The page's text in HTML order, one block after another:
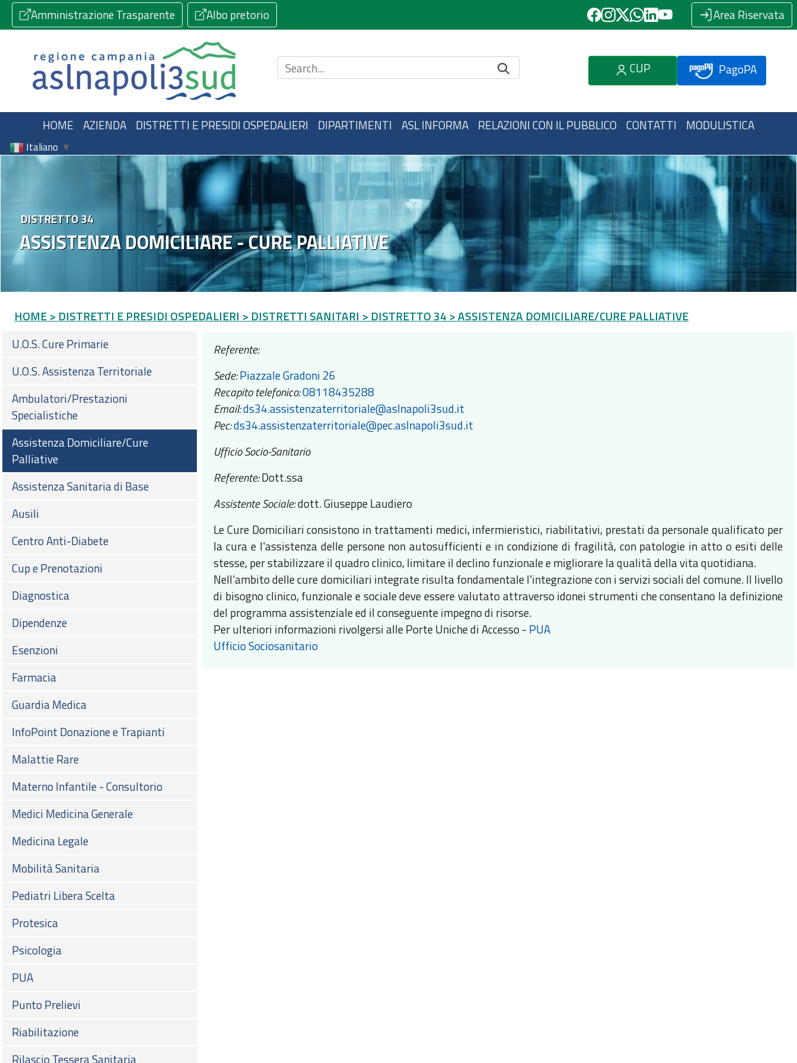
Amministrazione Trasparente Albo pretorio Area Riservata
Cerca nel sito CUP PagoPA
HOME AZIENDA DISTRETTI E PRESIDI OSPEDALIERI DIPARTIMENTI ASL INFORMA RELAZIONI CON IL PUBBLICO CONTATTI MODULISTICA
Italiano ▼
ASSISTENZA DOMICILIARE - CURE PALLIATIVE
DISTRETTO 34
HOME > DISTRETTI E PRESIDI OSPEDALIERI > DISTRETTI SANITARI > DISTRETTO 34 > ASSISTENZA DOMICILIARE/CURE PALLIATIVE
U.O.S. Cure Primarie
U.O.S. Assistenza Territoriale
Ambulatori/Prestazioni
Specialistiche
Assistenza Domiciliare/Cure
Palliative
Assistenza Sanitaria di Base
Ausili
Centro Anti-Diabete
Cup e Prenotazioni
Diagnostica
Dipendenze
Esenzioni
Farmacia
Guardia Medica
InfoPoint Donazione e Trapianti
Malattie Rare
Materno Infantile - Consultorio
Medici Medicina Generale
Medicina Legale
Mobilità Sanitaria
Pediatri Libera Scelta
Protesica
Psicologia
PUA
Punto Prelievi
Riabilitazione
Rilascio Tessera Sanitaria
Referente:
Sede:Piazzale Gradoni 26
Recapito telefonico:08118435288
Email:ds34.assistenzaterritoriale@aslnapoli3sud.it
Pec:ds34.assistenzaterritoriale@pec.aslnapoli3sud.it
Ufficio Socio-Sanitario
Referente:Dott.ssa
Assistente Sociale:dott. Giuseppe Laudiero
Le Cure Domiciliari consistono in trattamenti medici, infermieristici, riabilitativi, prestati da personale qualificato per
la cura e l'assistenza delle persone non autosufficienti e in condizione di fragilità, con patologie in atto o esiti delle
stesse, per stabilizzare il quadro clinico, limitare il declino funzionale e migliorare la qualità della vita quotidiana.
Nell'ambito delle cure domiciliari integrate risulta fondamentale l'integrazione con i servizi sociali del comune. Il livello
di bisogno clinico, funzionale e sociale deve essere valutato attraverso idonei strumenti che consentano la definizione
del programma assistenziale ed il conseguente impegno di risorse.
Per ulteriori informazioni rivolgersi alle Porte Uniche di Accesso - PUA
Ufficio Sociosanitario